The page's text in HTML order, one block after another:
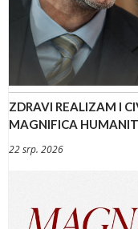
ZDRAVI REALIZAM I
MAGNIFICA
22 srp. 2026